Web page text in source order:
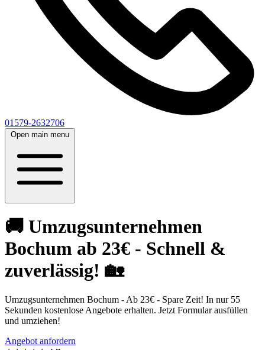
01579-2632706
Open main menu
🚚 Umzugsunternehmen
Bochum ab 23€ - Schnell &
zuverlässig! 🏡
Umzugsunternehmen Bochum - Ab 23€ - Spare Zeit! In nur 55
Sekunden kostenlose Angebote erhalten. Jetzt Formular ausfüllen
und umziehen!
Angebot anfordern